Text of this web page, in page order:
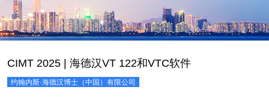
CIMT 2025 | 海德汉VT 122和VTC软件
约翰内斯·海德汉博士（中国）有限公司